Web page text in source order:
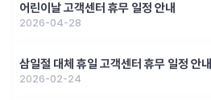
어린이날 고객센터 휴무 일정 안내
2026-04-28
삼일절 대체 휴일 고객센터 휴무 일정 안내
2026-02-24